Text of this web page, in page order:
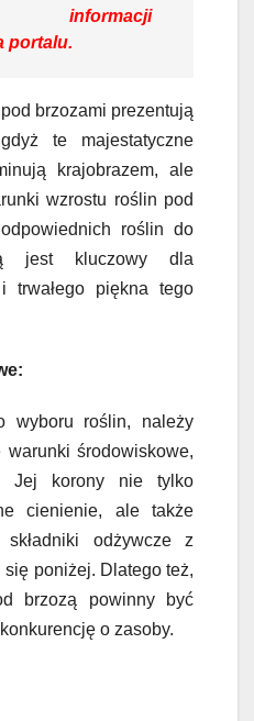
informacji
portalu.
brzozami prezentują
te majestatyczne
krajobrazem, ale
wzrostu roślin pod
roślin do
jest kluczowy dla
trwałego piękna tego
wyboru roślin, należy
warunki środowiskowe,
Jej korony nie tylko
cienienie, ale także
odżywcze z
poniżej. Dlatego też,
brzozą powinny być
o zasoby.